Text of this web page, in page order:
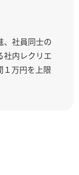
、社員同士の
社内レクリエ
１万円を上限